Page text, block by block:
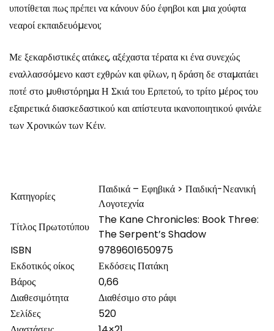
υποτίθεται πως πρέπει να κάνουν δύο έφηβοι και µια χούφτα
νεαροί εκπαιδευόµενοι;
Με ξεκαρδιστικές ατάκες, αξέχαστα τέρατα κι ένα συνεχώς
εναλλασσόµενο καστ εχθρών και φίλων, η δράση δε σταµατάει
ποτέ στο µυθιστόρηµα Η Σκιά του Ερπετού, το τρίτο µέρος του
εξαιρετικά διασκεδαστικού και απίστευτα ικανοποιητικού φινάλε
των Χρονικών των Κέιν.
Κατηγορίες
Παιδικά – Εφηβικά > Παιδική-Νεανική
Λογοτεχνία
Τίτλος Πρωτοτύπου
The Kane Chronicles: Book Three:
The Serpent’s Shadow
ISBN
9789601650975
Εκδοτικός οίκος
Εκδόσεις Πατάκη
Βάρος
0,66
Διαθεσιμότητα
Διαθέσιμο στο ράφι
Σελίδες
520